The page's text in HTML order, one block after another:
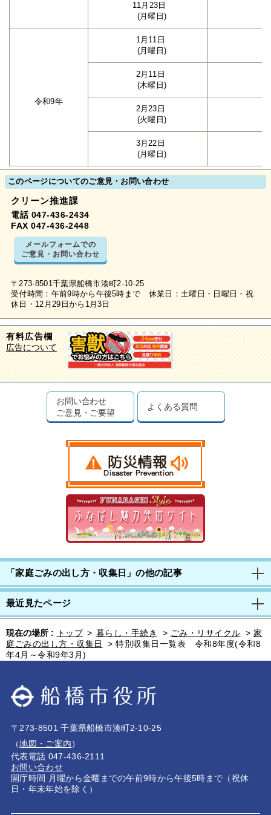
11月23日
(月曜日)
令和9年
1月11日
(月曜日)
2月11日
(木曜日)
2月23日
(火曜日)
3月22日
(月曜日)
このページについてのご意見・お問い合わせ
クリーン推進課
電話 047-436-2434
FAX 047-436-2448
メールフォームでの
ご意見・お問い合わせ
〒273-8501千葉県船橋市湊町2-10-25
受付時間：午前9時から午後5時まで 休業日：土曜日・日曜日・祝
休日・12月29日から1月3日
有料広告欄
広告について
お問い合わせ
ご意見・ご要望
よくある質問
「家庭ごみの出し方・収集日」の他の記事
最近見たページ
現在の場所 : トップ > 暮らし・手続き > ごみ・リサイクル > 家
庭ごみの出し方・収集日
> 特別収集日一覧表 令和8年度(令和8
年4月～令和9年3月)
〒273-8501 千葉県船橋市湊町2-10-25
（地図・ご案内）
代表電話 047-436-2111
お問い合わせ
開庁時間 月曜から金曜までの午前9時から午後5時まで（祝休
日・年末年始を除く）